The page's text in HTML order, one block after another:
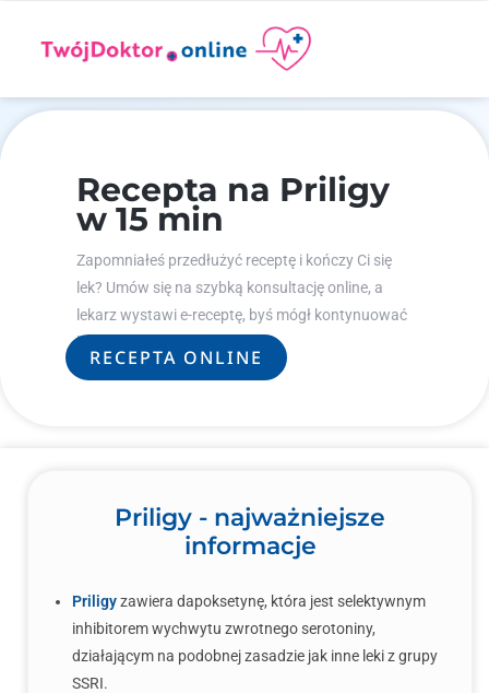
Recepta na Priligy
w 15 min
Zapomniałeś przedłużyć receptę i kończy Ci się
lek? Umów się na szybką konsultację online, a
lekarz wystawi e-receptę, byś mógł kontynuować
leczenie.
RECEPTA ONLINE
Priligy - najważniejsze
informacje
Priligyzawiera dapoksetynę, która jest selektywnym
inhibitorem wychwytu zwrotnego serotoniny,
działającym na podobnej zasadzie jak inne leki z grupy
SSRI.